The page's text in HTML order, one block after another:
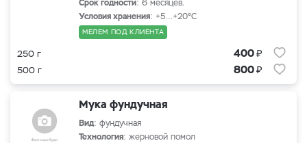
Срок годности: 6 месяцев.
Условия хранения: +5…+20°С
МЕЛЕМ ПОД КЛИЕНТА
250 г 400₽
500 г 800₽
Мука фундучная
Вид: фундучная
Технология: жерновой помол